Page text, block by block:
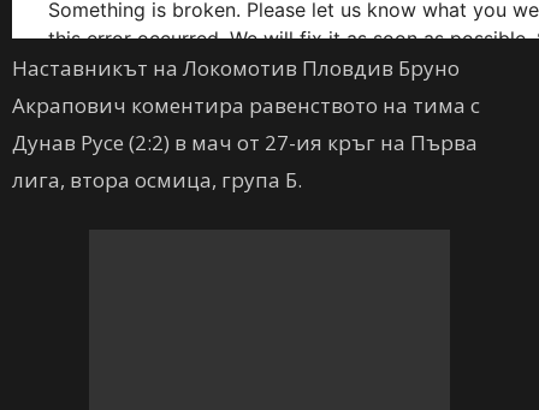
Наставникът на Локомотив Пловдив Бруно
Акрапович коментира равенството на тима с
Дунав Русе (2:2) в мач от 27-ия кръг на Първа
лига, втора осмица, група Б.